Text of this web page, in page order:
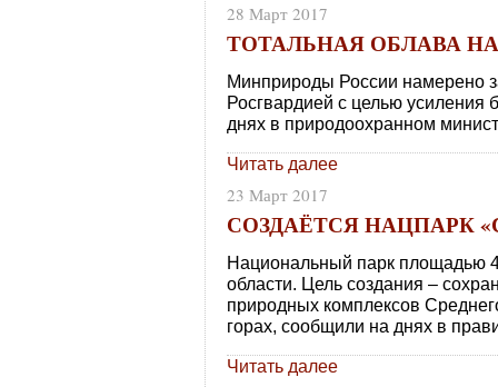
28 Март 2017
ТОТАЛЬНАЯ ОБЛАВА
Минприроды России намерено
Росгвардией с целью усиления
днях в природоохранном
Читать далее
23 Март 2017
СОЗДАЁТСЯ НАЦПАРК
Национальный парк площадью
области. Цель создания –
природных комплексов
горах, сообщили на днях в
Читать далее